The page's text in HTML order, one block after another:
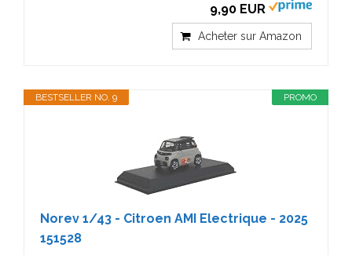
9,90 EUR
Acheter sur Amazon
PROMO
BESTSELLER NO. 9
Norev 1/43 - Citroen AMI Electrique - 2025
151528